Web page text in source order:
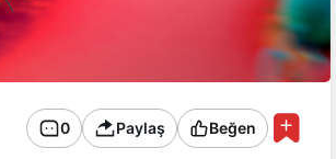
0 Paylaş Beğen